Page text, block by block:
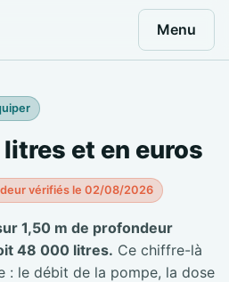
Menu
et en euros
vérifiés le 02/08/2026
1,50 m de profondeur
48 000 litres. Ce chiffre-là
: le débit de la pompe, la dose